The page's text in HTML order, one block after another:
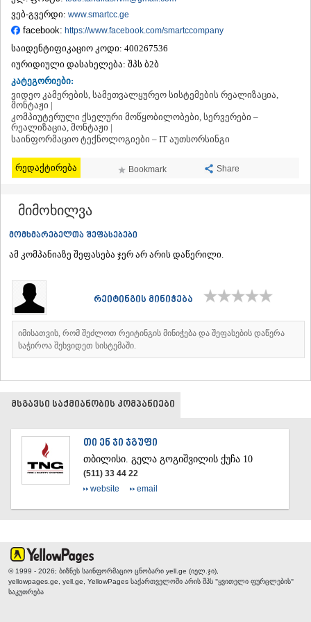
ᲗᲔᲠᲯᲝᲚᲐ
ᲢᲧᲘᲑᲣᲚᲘ
ᲥᲣᲗᲐᲘᲡᲘ
ᲬᲧᲐᲚᲢᲣᲑᲝ
ᲭᲘᲐᲗᲣᲠᲐ
ᲮᲐᲠᲐᲒᲐᲣᲚᲘ
ᲮᲝᲜᲘ
ᲙᲐᲮᲔᲗᲘ
ᲒᲣᲠᲯᲐᲐᲜᲘ
ᲓᲔᲓᲝᲤᲚᲘᲡᲬᲧᲐᲠᲝ
ᲚᲐᲒᲝᲓᲔᲮᲘ
ᲡᲘᲦᲜᲐᲦᲘ
ᲧᲕᲐᲠᲔᲚᲘ
ᲛᲪᲮᲔᲗᲐ–ᲛᲗᲘᲐᲜᲔᲗᲘ
ᲓᲣᲨᲔᲗᲘ
ᲗᲘᲐᲜᲔᲗᲘ
ᲛᲪᲮᲔᲗᲐ
ᲡᲢᲔᲤᲐᲜᲬᲛᲘᲜᲓᲐ (ᲧᲐᲖᲑᲔᲒᲘ)
ᲒᲣᲓᲐᲣᲠᲘ
ᲠᲐᲭᲐ-ᲚᲔᲩᲮᲣᲛᲘ/ᲥᲕᲔᲛᲝ ᲡᲕᲐᲜᲔᲗᲘ
ᲚᲔᲜᲢᲔᲮᲘ
ᲪᲐᲒᲔᲠᲘ
ᲡᲐᲛᲔᲒᲠᲔᲚᲝ/ᲖᲔᲛᲝ ᲡᲕᲐᲜᲔᲗᲘ
ᲐᲑᲐᲨᲐ
ᲛᲔᲡᲢᲘᲐ
ᲩᲮᲝᲠᲝᲬᲧᲣ
ᲬᲐᲚᲔᲜᲯᲘᲮᲐ
ᲮᲝᲑᲘ
ᲐᲜᲐᲙᲚᲘᲐ
ვებ-გვერდი: www.smartcc.ge
facebook: https://www.facebook.com/smartccompany
საიდენტიფიკაციო კოდი: 400267536
იურიდიული დასახელება: შპს ბ2ბ
კატეგორიები:
ვიდეო კამერების, სამეთვალყურეო სისტემების რეალიზაცია,
მონტაჟი |
კომპიუტერული ქსელური მოწყობილობები, სერვერები –
რეალიზაცია, მონტაჟი |
საინფორმაციო ტექნოლოგიები – IT აუთსორსინგი
რედაქტირება Bookmark Share
მიმოხილვა
მომხმარებელთა შეფასებები
ამ კომპანიაზე შეფასება ჯერ არ არის დაწერილი.
რეიტინგის მინიჭება
იმისათვის, რომ შეძლოთ რეიტინგის მინიჭება და შეფასების დაწერა
საჭიროა შეხვიდეთ სისტემაში.
მსგავსი საქმიანობის კომპანიები
ᲗᲘ ᲔᲜ ᲯᲘ ᲯᲒᲣᲤᲘ
ᲗᲑᲘᲚᲘᲡᲘ. გელა გოგიშვილის ქუჩა 10
(511) 33 44 22
website
email
© 1999 - 2026; ბიზნეს საინფორმაციო ცნობარი yell.ge (იელ.ჯი),
yellowpages.ge, yell.ge, YellowPages საქართველოში არის შპს "ყვითელი ფურცლების"
საკუთრება